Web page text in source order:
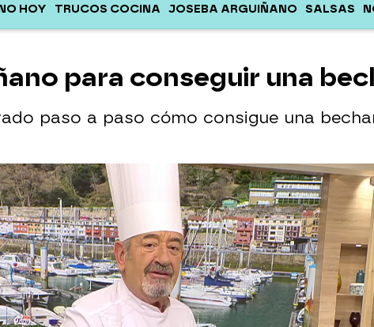
HOY TRUCOS COCINA JOSEBA ARGUIÑANO SALSAS
para conseguir una
paso a paso cómo consigue una
truco de las empanadillas: "Muy sencillo de